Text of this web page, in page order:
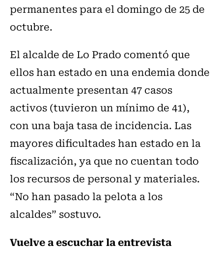
permanentes para el domingo de 25 de
octubre.
El alcalde de Lo Prado comentó que
ellos han estado en una endemia donde
actualmente presentan 47 casos
activos (tuvieron un mínimo de 41),
con una baja tasa de incidencia. Las
mayores dificultades han estado en la
fiscalización, ya que no cuentan todo
los recursos de personal y materiales.
“No han pasado la pelota a los
alcaldes” sostuvo.
Vuelve a escuchar la entrevista